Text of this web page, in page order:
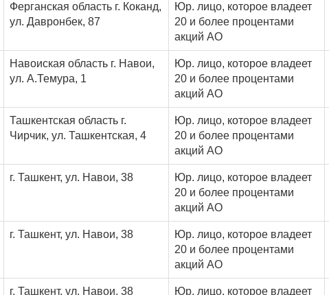
Ферганская область г. Коканд,
ул. Давронбек, 87
Юр. лицо, которое владеет
20 и более процентами
акций АО
Навоиская область г. Навои,
ул. А.Темура, 1
Юр. лицо, которое владеет
20 и более процентами
акций АО
Ташкентская область г.
Чирчик, ул. Ташкентская, 4
Юр. лицо, которое владеет
20 и более процентами
акций АО
г. Ташкент, ул. Навои, 38
Юр. лицо, которое владеет
20 и более процентами
акций АО
г. Ташкент, ул. Навои, 38
Юр. лицо, которое владеет
20 и более процентами
акций АО
г. Ташкент, ул. Навои, 38
Юр. лицо, которое владеет